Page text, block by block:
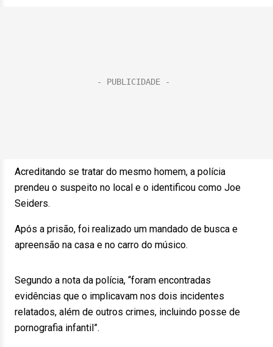
Acreditando se tratar do mesmo homem, a polícia
prendeu o suspeito no local e o identificou como Joe
Seiders.
Após a prisão, foi realizado um mandado de busca e
apreensão na casa e no carro do músico.
Segundo a nota da polícia, “foram encontradas
evidências que o implicavam nos dois incidentes
relatados, além de outros crimes, incluindo posse de
pornografia infantil”.